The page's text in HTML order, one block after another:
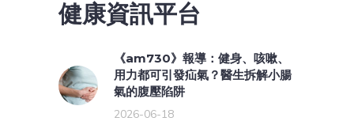
健康資訊平台
《am730》報導：健身、咳嗽、
用力都可引發疝氣？醫生拆解小腸
氣的腹壓陷阱
2026-06-18